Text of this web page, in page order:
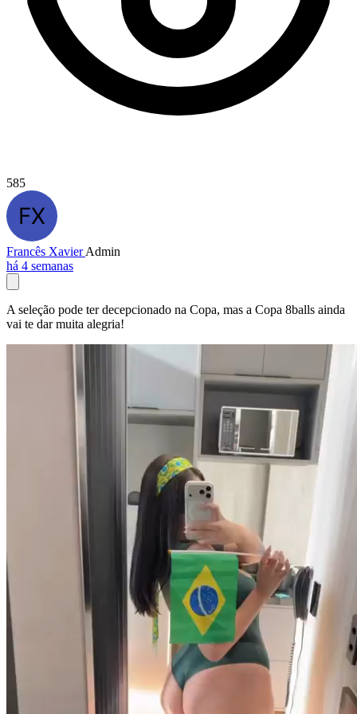
585
Francês XavierAdmin
há 4 semanas
A seleção pode ter decepcionado na Copa, mas a Copa 8balls ainda
vai te dar muita alegria!